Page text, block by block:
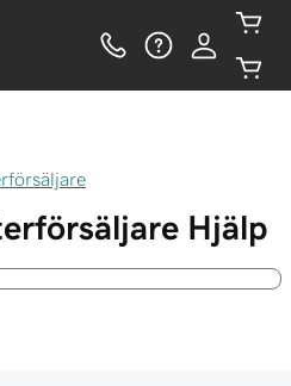
Hjälp